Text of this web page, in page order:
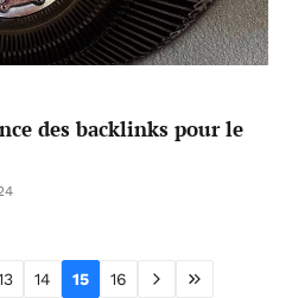
des backlinks pour le
14 15 16